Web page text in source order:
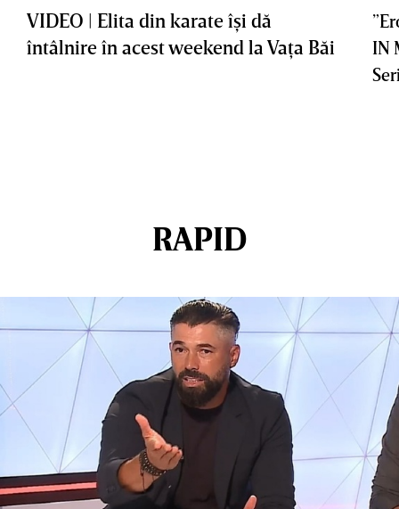
VIDEO | Elita din karate îşi dă
întâlnire în acest weekend la Vaţa Băi
IN
RAPID